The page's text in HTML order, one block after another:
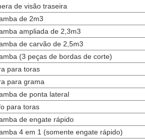
de visão traseira
de 2m3
ampliada de 2,3m3
de carvão de 2,5m3
(3 peças de bordas de corte)
para toras
para grama
de ponta lateral
para toras
de engate rápido
4 em 1 (somente engate rápido)